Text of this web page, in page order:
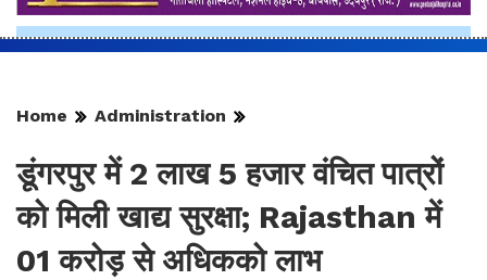
Home Administration
डूंगरपुर में 2 लाख 5 हजार वंचित पात्रों
को मिली खाद्य सुरक्षा; Rajasthan में
01 करोड़ से अधिकको लाभ